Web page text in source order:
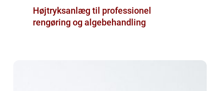
Højtryksanlæg til professionel
rengøring og algebehandling